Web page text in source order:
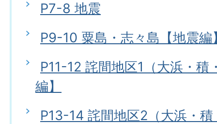
P7-8 地震
P9-10 粟島・志々島【地震編
P11-12 詫間地区1（大浜・積
編】
P13-14 詫間地区2（大浜・